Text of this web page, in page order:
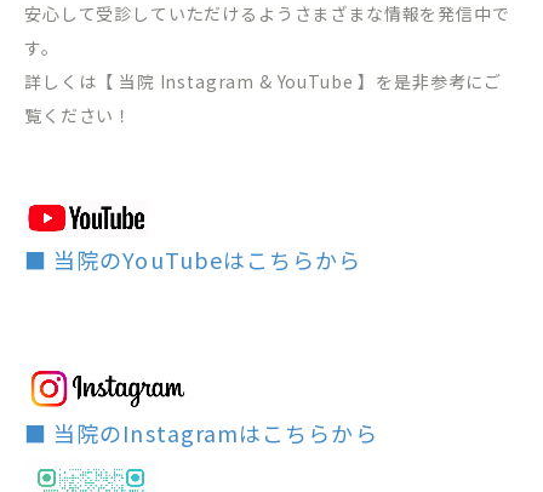
安心して受診していただけるようさまざまな情報を発信中で
す。
詳しくは【 当院 Instagram & YouTube 】を是非参考にご
覧ください！
■ 当院のYouTubeはこちらから
■ 当院のInstagramはこちらから